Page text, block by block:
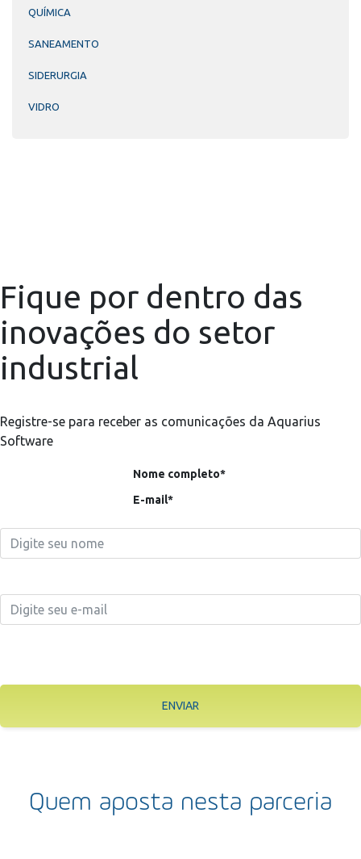
QUÍMICA
SANEAMENTO
SIDERURGIA
VIDRO
Fique por dentro das
inovações do setor
industrial
Registre-se para receber as comunicações da Aquarius
Software
Nome completo*
E-mail*
ENVIAR
Quem aposta nesta parceria